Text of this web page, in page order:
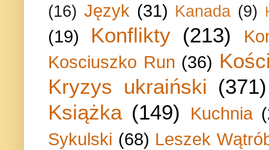
(16) Język (31) Kanada (9)
(19) Konflikty (213)
Kosciuszko Run (36)
Kryzys ukraiński (371)
Książka (149) Kuchnia
Sykulski (68) Leszek